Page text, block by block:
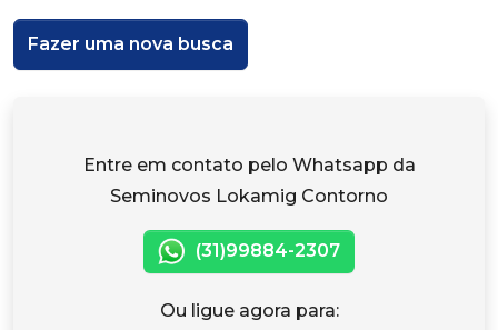
Fazer uma nova busca
Entre em contato pelo Whatsapp da
Seminovos Lokamig Contorno
(31)99884-2307
Ou ligue agora para: